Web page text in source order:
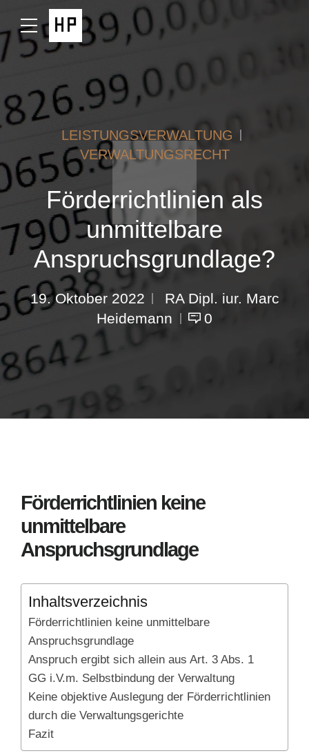
LEISTUNGSVERWALTUNG
VERWALTUNGSRECHT
Förderrichtlinien als
unmittelbare
Anspruchsgrundlage?
19. Oktober 2022
RA Dipl. iur. Marc
Heidemann
0
Förderrichtlinien keine
unmittelbare
Anspruchsgrundlage
Inhaltsverzeichnis
Förderrichtlinien keine unmittelbare
Anspruchsgrundlage
Anspruch ergibt sich allein aus Art. 3 Abs. 1
GG i.V.m. Selbstbindung der Verwaltung
Keine objektive Auslegung der Förderrichtlinien
durch die Verwaltungsgerichte
Fazit